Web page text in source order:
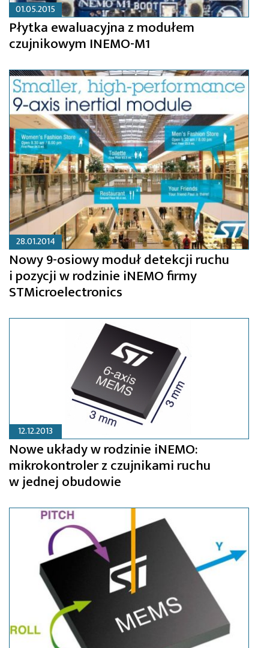
01.05.2015
Płytka ewaluacyjna z modułem
czujnikowym INEMO-M1
28.01.2014
Nowy 9-osiowy moduł detekcji ruchu
i pozycji w rodzinie iNEMO firmy
STMicroelectronics
12.12.2013
Nowe układy w rodzinie iNEMO:
mikrokontroler z czujnikami ruchu
w jednej obudowie